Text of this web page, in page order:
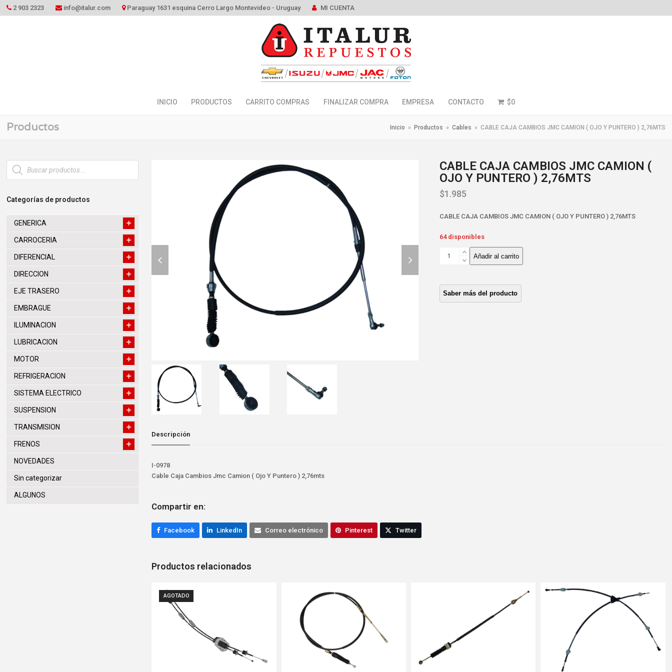
2 903 2323 info@italur.com Paraguay 1631 esquina Cerro Largo Montevideo - Uruguay MI CUENTA
INICIO PRODUCTOS CARRITO COMPRAS FINALIZAR COMPRA EMPRESA CONTACTO $0
Productos Inicio » Productos » Cables » CABLE CAJA CAMBIOS JMC CAMION ( OJO Y PUNTERO ) 2,76MTS
slide
slide
CABLE CAJA CAMBIOS JMC CAMION (
OJO Y PUNTERO ) 2,76MTS
$1.985
CABLE CAJA CAMBIOS JMC CAMION ( OJO Y PUNTERO ) 2,76MTS
64 disponibles
CABLE
JMC
CAMION
(
Añadir al carrito
Descripción
I-0978
Cable Caja Cambios Jmc Camion ( Ojo Y Puntero ) 2,76mts
Compartir en:
Facebook LinkedIn Correo electrónico Pinterest Twitter
Productos relacionados
AGOTADO
Búsqueda
de
productos
Categorías de productos
GENERICA
CARROCERIA
DIFERENCIAL
DIRECCION
EJE TRASERO
EMBRAGUE
ILUMINACION
LUBRICACION
MOTOR
REFRIGERACION
SISTEMA ELECTRICO
SUSPENSION
TRANSMISION
FRENOS
NOVEDADES
Sin categorizar
ALGUNOS